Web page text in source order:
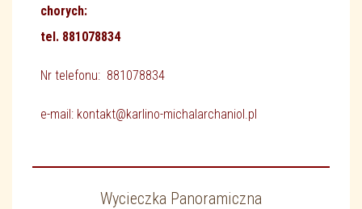
chorych:
tel. 881078834
Nr telefonu: 881078834
e-mail: kontakt@karlino-michalarchaniol.pl
Wycieczka Panoramiczna